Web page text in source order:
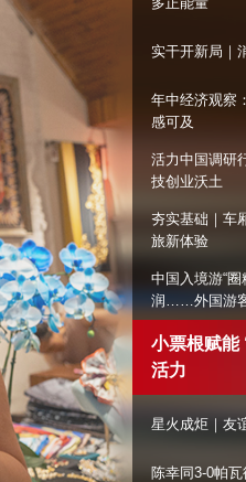
网球 综合体育
阅读 艺术 汽车 数智
海洋 时尚 天气 才艺
实干开新局｜
年中经济观察
感可及
活力中国调研
技创业沃土
夯实基础｜车
旅新体验
中国入境游“
润……外国游
小票根赋能
活力
星火成炬｜友
陈幸同3-0帕